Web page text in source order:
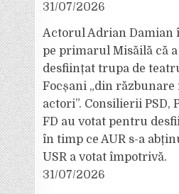
31/07/2026
Actorul Adrian Damian
pe primarul Misăilă că a
desființat trupa de
Focșani „din răzbunare
actori”. Consilierii PSD,
FD au votat pentru
în timp ce AUR s-a
USR a votat împotrivă.
31/07/2026